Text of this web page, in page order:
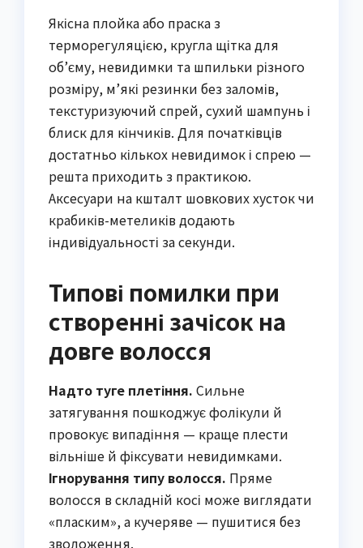
Якісна плойка або праска з
терморегуляцією, кругла щітка для
об’єму, невидимки та шпильки різного
розміру, м’які резинки без заломів,
текстуризуючий спрей, сухий шампунь і
блиск для кінчиків. Для початківців
достатньо кількох невидимок і спрею —
решта приходить з практикою.
Аксесуари на кшталт шовкових хусток чи
крабиків-метеликів додають
індивідуальності за секунди.
Типові помилки при
створенні зачісок на
довге волосся
Надто туге плетіння. Сильне
затягування пошкоджує фолікули й
провокує випадіння — краще плести
вільніше й фіксувати невидимками.
Ігнорування типу волосся. Пряме
волосся в складній косі може виглядати
«пласким», а кучеряве — пушитися без
зволоження.